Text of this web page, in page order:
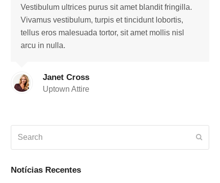
Vestibulum ultrices purus sit amet blandit fringilla.
Vivamus vestibulum, turpis et tincidunt lobortis,
tellus eros malesuada tortor, sit amet mollis nisl
arcu in nulla.
Janet Cross
Uptown Attire
Notícias Recentes